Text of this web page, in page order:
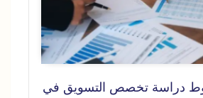
دراسة تخصص التسويق في